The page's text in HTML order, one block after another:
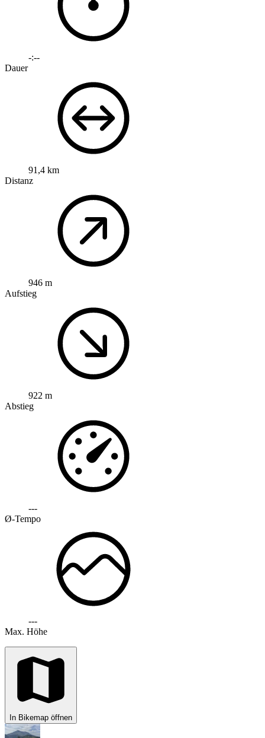
-:--
Dauer
91,4 km
Distanz
946 m
Aufstieg
922 m
Abstieg
---
Ø-Tempo
---
Max. Höhe
In Bikemap öffnen